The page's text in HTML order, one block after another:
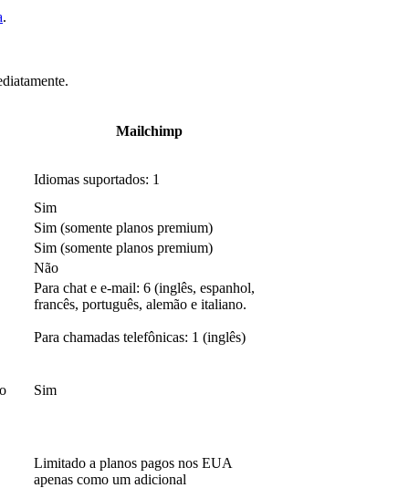
.
Mailchimp
Idiomas suportados: 1
Sim
Sim (somente planos premium)
Sim (somente planos premium)
Não
Para chat e e-mail: 6 (inglês, espanhol,
francês, português, alemão e italiano.
Para chamadas telefônicas: 1 (inglês)
Sim
Limitado a planos pagos nos EUA
apenas como um adicional